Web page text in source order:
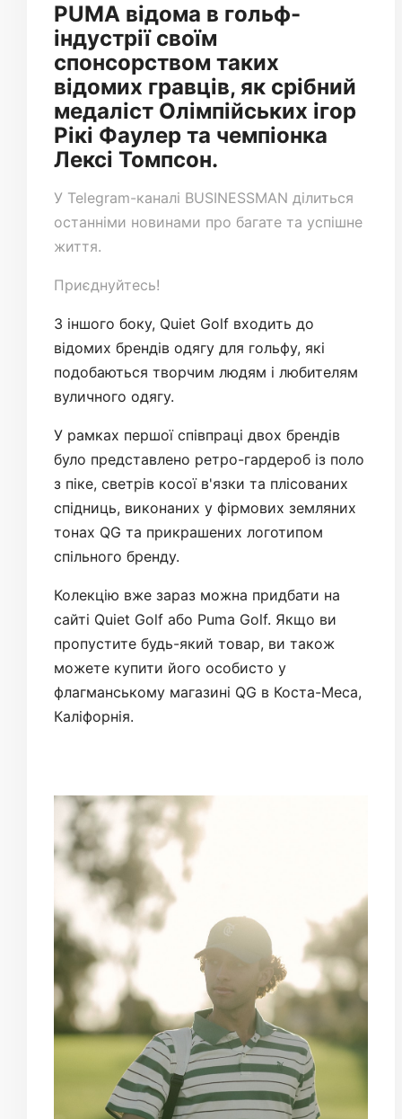
PUMA відома в гольф-
індустрії своїм
спонсорством таких
відомих гравців, як срібний
медаліст Олімпійських ігор
Рікі Фаулер та чемпіонка
Лексі Томпсон.
У Telegram-каналі BUSINESSMAN ділиться
останніми новинами про багате та успішне
життя.
Приєднуйтесь!
З іншого боку, Quiet Golf входить до
відомих брендів одягу для гольфу, які
подобаються творчим людям і любителям
вуличного одягу.
У рамках першої співпраці двох брендів
було представлено ретро-гардероб із поло
з піке, светрів косої в'язки та плісованих
спідниць, виконаних у фірмових земляних
тонах QG та прикрашених логотипом
спільного бренду.
Колекцію вже зараз можна придбати на
сайті Quiet Golf або Puma Golf. Якщо ви
пропустите будь-який товар, ви також
можете купити його особисто у
флагманському магазині QG в Коста-Меса,
Каліфорнія.